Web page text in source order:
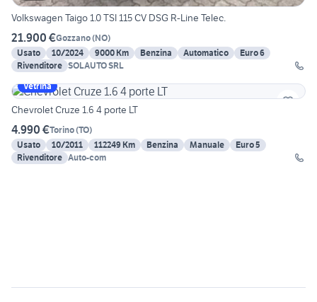
Volkswagen Taigo 1.0 TSI 115 CV DSG R-Line Telec.
21.900 €Gozzano(NO)
Usato
10/2024 9000 Km Benzina Automatico
Euro 6
Rivenditore SOLAUTO SRL
Vetrina
Chevrolet Cruze 1.6 4 porte LT
4.990 €Torino(TO)
Usato
10/2011 112249 Km Benzina Manuale
Euro 5
Rivenditore Auto-com